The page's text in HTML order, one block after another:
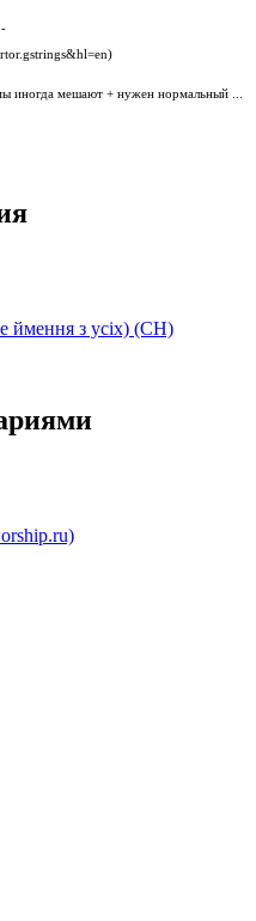
-
иногда мешают + нужен нормальный ...
ймення з усіх) (СН)